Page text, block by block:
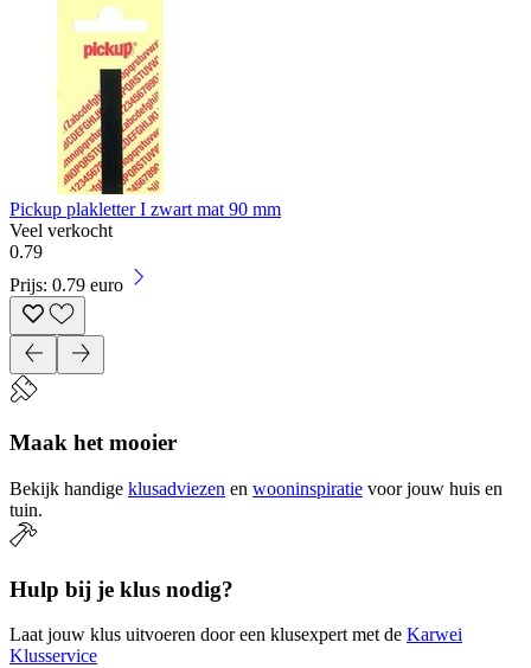
Pickup plakletter I zwart mat 90 mm
Veel verkocht
0.79
Prijs: 0.79 euro
Maak het mooier
Bekijk handige klusadviezen en wooninspiratie voor jouw huis en
tuin.
Hulp bij je klus nodig?
Laat jouw klus uitvoeren door een klusexpert met de Karwei
Klusservice